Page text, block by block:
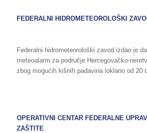
FEDERALNI HIDROMETEOROLOŠKI
Federalni hidrometeorološki zavod izdao je
meteoalarm za područje Hercegovačko-
zbog mogućih kišnih padavina loklano od 20
OPERATIVNI CENTAR FEDERALNE
ZAŠTITE